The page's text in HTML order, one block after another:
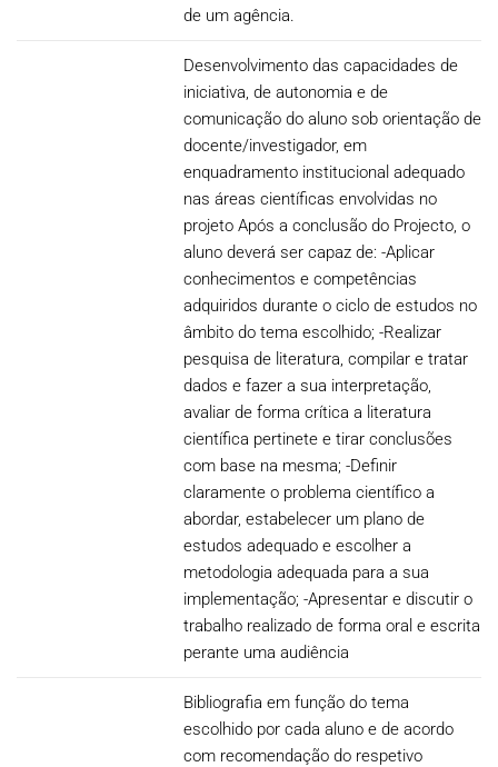
de um agência.
Desenvolvimento das capacidades de
iniciativa, de autonomia e de
comunicação do aluno sob orientação de
docente/investigador, em
enquadramento institucional adequado
nas áreas científicas envolvidas no
projeto Após a conclusão do Projecto, o
aluno deverá ser capaz de: -Aplicar
conhecimentos e competências
adquiridos durante o ciclo de estudos no
âmbito do tema escolhido; -Realizar
pesquisa de literatura, compilar e tratar
dados e fazer a sua interpretação,
avaliar de forma crítica a literatura
científica pertinete e tirar conclusões
com base na mesma; -Definir
claramente o problema científico a
abordar, estabelecer um plano de
estudos adequado e escolher a
metodologia adequada para a sua
implementação; -Apresentar e discutir o
trabalho realizado de forma oral e escrita
perante uma audiência
Bibliografia em função do tema
escolhido por cada aluno e de acordo
com recomendação do respetivo